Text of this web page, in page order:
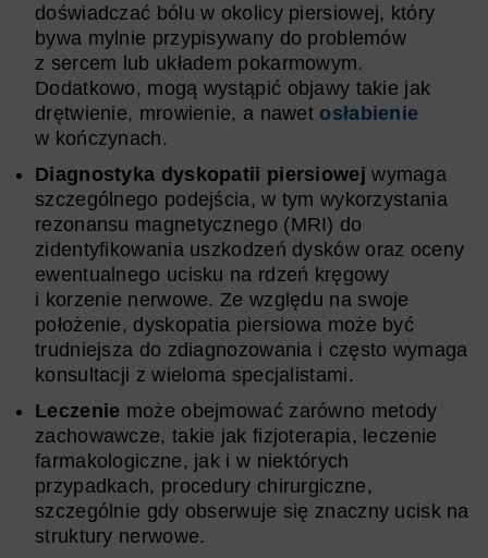
doświadczać bólu w okolicy piersiowej, który
bywa mylnie przypisywany do problemów
z sercem lub układem pokarmowym.
Dodatkowo, mogą wystąpić objawy takie jak
drętwienie, mrowienie, a nawet osłabienie
w kończynach.
Diagnostyka dyskopatii piersiowej wymaga
szczególnego podejścia, w tym wykorzystania
rezonansu magnetycznego (MRI) do
zidentyfikowania uszkodzeń dysków oraz oceny
ewentualnego ucisku na rdzeń kręgowy
i korzenie nerwowe. Ze względu na swoje
położenie, dyskopatia piersiowa może być
trudniejsza do zdiagnozowania i często wymaga
konsultacji z wieloma specjalistami.
Leczenie może obejmować zarówno metody
zachowawcze, takie jak fizjoterapia, leczenie
farmakologiczne, jak i w niektórych
przypadkach, procedury chirurgiczne,
szczególnie gdy obserwuje się znaczny ucisk na
struktury nerwowe.